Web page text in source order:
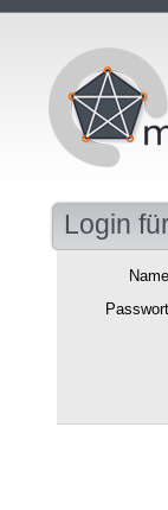
Login
Name
Passwort